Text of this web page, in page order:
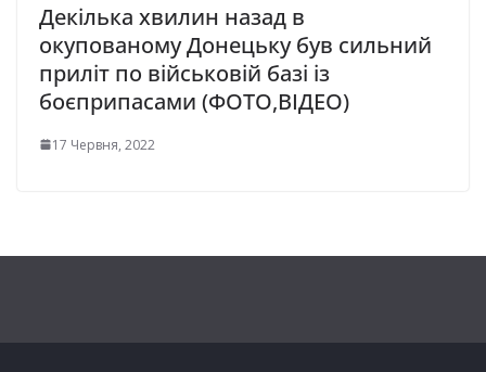
Декілька хвилин назад в
окупованому Донецьку був сильний
приліт по військовій базі із
боєприпасами (ФОТО,ВІДЕО)
17 Червня, 2022